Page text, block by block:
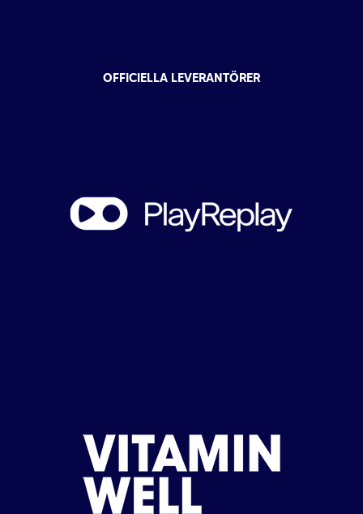
OFFICIELLA LEVERANTÖRER